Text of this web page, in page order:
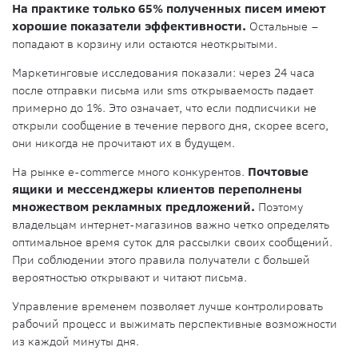
На практике только 65% полученных писем имеют
хорошие показатели эффективности. Остальные –
попадают в корзину или остаются неоткрытыми.
Маркетинговые исследования показали: через 24 часа
после отправки письма или sms открываемость падает
примерно до 1%. Это означает, что если подписчики не
открыли сообщение в течение первого дня, скорее всего,
они никогда не прочитают их в будущем.
На рынке e-commerce много конкурентов. Почтовые
ящики и мессенджеры клиентов переполнены
множеством рекламных предложений. Поэтому
владельцам интернет-магазинов важно четко определять
оптимальное время суток для рассылки своих сообщений.
При соблюдении этого правила получатели с большей
вероятностью открывают и читают письма.
Управление временем позволяет лучше контролировать
рабочий процесс и выжимать перспективные возможности
из каждой минуты дня.